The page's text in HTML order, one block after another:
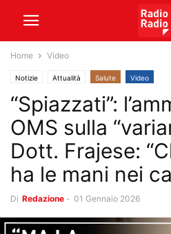
Home Video
Notizie Attualità Salute Video
“Spiazzati”:
OMS sulla
Dott. Frajese:
ha le mani nei
Di Redazione - 01 Gennaio 2026